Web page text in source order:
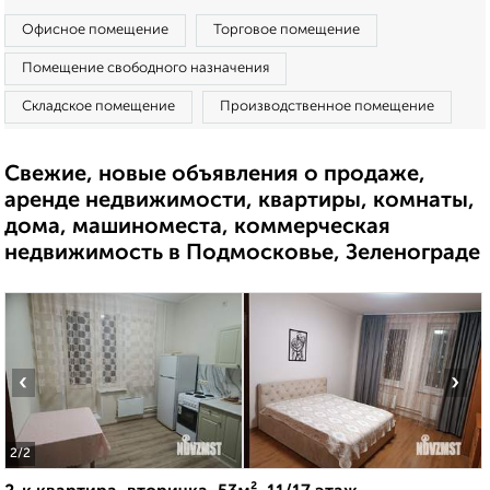
Офисное помещение Торговое помещение
Помещение свободного назначения
Складское помещение Производственное помещение
Свежие, новые объявления о продаже,
аренде недвижимости, квартиры, комнаты,
дома, машиноместа, коммерческая
недвижимость в Подмосковье, Зеленограде
2/2
‹ ›